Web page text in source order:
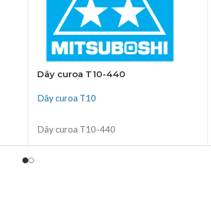
Dây curoa T10-440
Dây curoa T10
Dây curoa T10-440